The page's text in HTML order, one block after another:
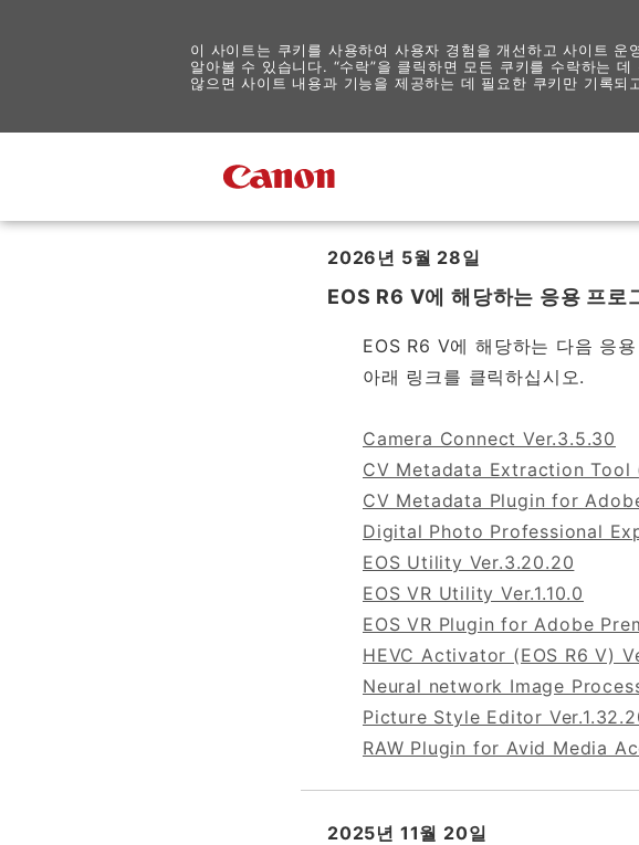
이 사이트는 쿠키를 사용하여 사용자 경험을 개선하고 사이트 운
알아볼 수 있습니다. “수락”을 클릭하면 모든 쿠키를 수락하는
않으면 사이트 내용과 기능을 제공하는 데 필요한 쿠키만 기록
2026년 5월 28일
EOS R6 V에 해당하는 응용 프로
EOS R6 V에 해당하는 다음 응
아래 링크를 클릭하십시오.
Camera Connect Ver.3.5.30
CV Metadata Extraction Tool
CV Metadata Plugin for
Digital Photo Professional
EOS Utility Ver.3.20.20
EOS VR Utility Ver.1.10.0
EOS VR Plugin for Adobe
HEVC Activator (EOS R6 V)
Neural network Image
Picture Style Editor
RAW Plugin for Avid Media
2025년 11월 20일